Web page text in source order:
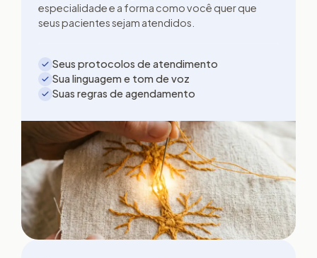
especialidade e a forma como você quer que
seus pacientes sejam atendidos.
Seus protocolos de atendimento
Sua linguagem e tom de voz
Suas regras de agendamento